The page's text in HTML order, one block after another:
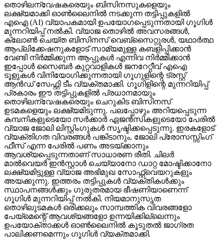
തൊഴിലന്വേഷകരെയും ബിസിനസുകളെയും
ലക്ഷ്യമാക്കി ഓണ്‍ലൈനില്‍ നടക്കുന്ന തട്ടിപ്പുകളില്‍
എഐ (AI) വ്യാപകമായി ഉപയോഗപ്പെടുന്നതായി ഗൂഗിള്‍
മുന്നറിയിപ്പ് നല്‍കി. വ്യാജ തൊഴില്‍ അവസരങ്ങള്‍,
ക്ലോണ്‍ ചെയ്ത ബിസിനസ് വെബ്‌സൈറ്റുരള്‍, യഥാര്‍ത്ഥ
ആപ്ലിക്കേഷനുകളോട് സാമ്യമുള്ള കബളിപ്പിക്കാന്‍
വേണ്ടി നിര്‍മ്മിക്കുന്ന ആപ്പുകള്‍ എന്നിവ നിര്‍മ്മിക്കാന്‍
ഇപ്പോള്‍ സൈബര്‍ കുറ്റവാളികള്‍ ജനറേറ്റീവ് എഐ
ടൂളുകള്‍ വിനിയോഗിക്കുന്നതായി ഗൂഗുളിന്റെ ട്രസ്റ്റ്
ആന്‍ഡ് സേഫ്റ്റി ടീം വ്യക്തമാക്കി. ഗൂഗിളിന്റെ മുന്നറിയിപ്പ്
പ്രകാരം ഈ തട്ടിപ്പുകളില്‍ പ്രധാനമായും
തൊഴിലന്വേഷകരെയും ചെറുകിട ബിസിനസ്
ഉടമകളെയും ലക്ഷ്യമിടുന്നു. പലപ്പോഴും അറിയപ്പെടുന്ന
കമ്പനികളുടെയോ സര്‍ക്കാര്‍ ഏജന്‍സികളുടെയോ പേരില്‍
വ്യാജ ജോലി ലിസ്റ്റിംഗുകള്‍ സൃഷ്ടിക്കപ്പെടുന്നു. ഇരകളോട്
വ്യക്തിഗത വിവരങ്ങള്‍ പങ്കിടാനും, ജോലി പ്രോസസ്സിംഗ്
ഫീസ് എന്ന പേരില്‍ പണം അടയ്ക്കാനും
ആവശ്യപ്പെടുന്നതാണ് സാധാരണ രീതി. ചിലര്‍
മാല്‍വെയര്‍ ഇന്‍സ്റ്റാള്‍ ചെയ്യാനോ ഡാറ്റ മോഷ്ടിക്കാനോ
ലക്ഷ്യമിട്ടുള്ള വ്യാജ അഭിമുഖ സോഫ്റ്റ്‌വെയറുകളും
അയക്കുന്നു. ഇത്തരം തട്ടിപ്പുകള്‍ വ്യക്തികള്‍ക്കും
സ്ഥാപനങ്ങള്‍ക്കും ഗുരുതരമായ ഭീഷണിയാണെന്ന്
ഗൂഗിള്‍ മുന്നറിയിപ്പ് നല്‍കി. നിയമാനുസൃത
തൊഴിലുടമകള്‍ ഒരിക്കലും സാമ്പത്തിക വിവരങ്ങളോ
പേയ്‌മെന്റെ് ആവശ്യങ്ങളോ ഉന്നയിക്കില്ലെന്നും
ഉപയോക്താക്കള്‍ ഓണ്‍ലൈനില്‍ കൂടുതല്‍ ജാഗ്രത
പാലിക്കണമെന്നും ഗൂഗിള്‍ വ്യക്തമാക്കി.